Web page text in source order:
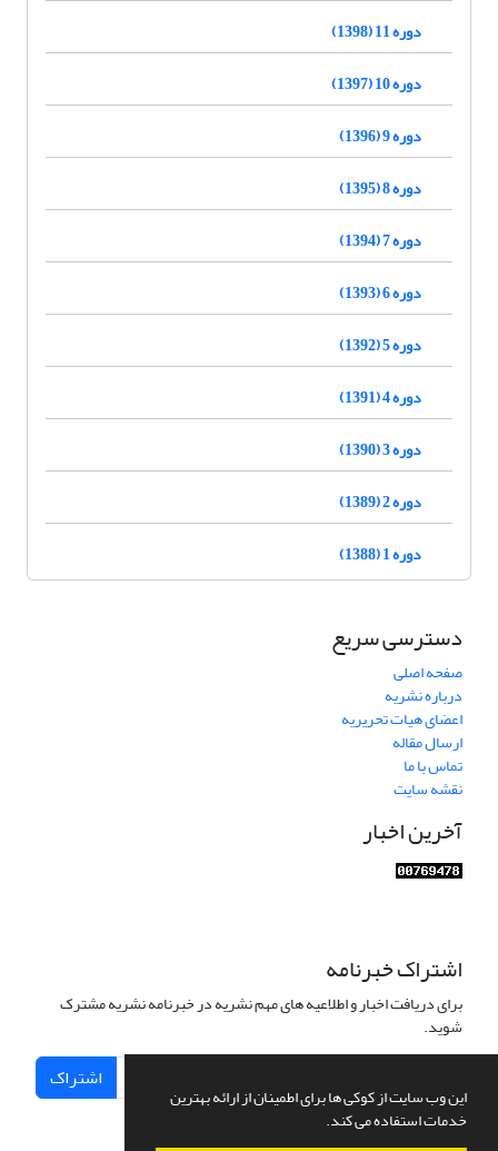
این وب سایت از کوکی ها برای اطمینان از ارائه بهترین
خدمات استفاده می کند.
دوره 11 (1398)
دوره 10 (1397)
دوره 9 (1396)
دوره 8 (1395)
دوره 7 (1394)
دوره 6 (1393)
دوره 5 (1392)
دوره 4 (1391)
دوره 3 (1390)
دوره 2 (1389)
دوره 1 (1388)
دسترسی سریع
صفحه اصلی
درباره نشریه
اعضای هیات تحریریه
ارسال مقاله
تماس با ما
نقشه سایت
آخرین اخبار
اشتراک خبرنامه
برای دریافت اخبار و اطلاعیه های مهم نشریه در خبرنامه نشریه مشترک
شوید.
اشتراک